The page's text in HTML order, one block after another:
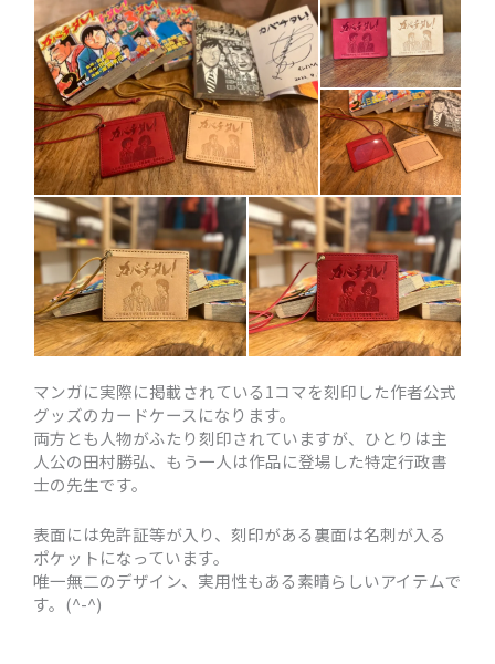
マンガに実際に掲載されている1コマを刻印した作者公式
グッズのカードケースになります。
両方とも人物がふたり刻印されていますが、ひとりは主
人公の田村勝弘、もう一人は作品に登場した特定行政書
士の先生です。
表面には免許証等が入り、刻印がある裏面は名刺が入る
ポケットになっています。
唯一無二のデザイン、実用性もある素晴らしいアイテムで
す。(^-^)